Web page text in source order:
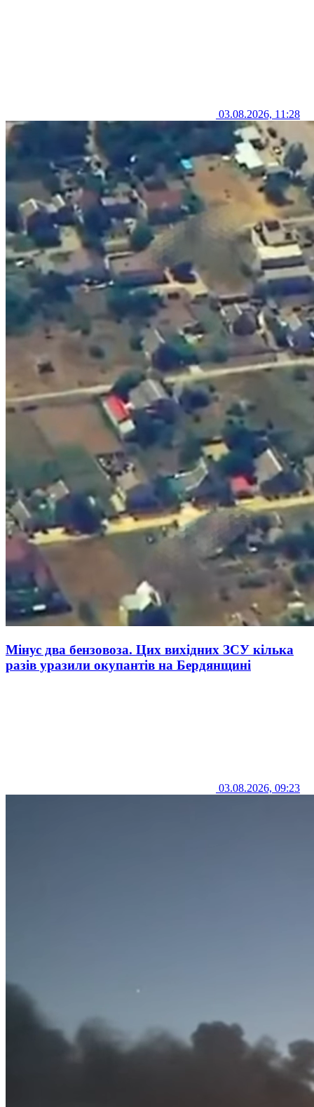
03.08.2026, 11:28
Мінус два бензовоза. Цих вихідних ЗСУ кілька
разів уразили окупантів на Бердянщині
03.08.2026, 09:23